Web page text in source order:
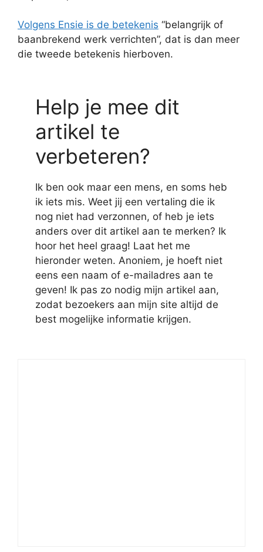
Volgens Ensie is de betekenis “belangrijk of
baanbrekend werk verrichten”, dat is dan meer
die tweede betekenis hierboven.
Help je mee dit
artikel te
verbeteren?
Ik ben ook maar een mens, en soms heb
ik iets mis. Weet jij een vertaling die ik
nog niet had verzonnen, of heb je iets
anders over dit artikel aan te merken? Ik
hoor het heel graag! Laat het me
hieronder weten. Anoniem, je hoeft niet
eens een naam of e-mailadres aan te
geven! Ik pas zo nodig mijn artikel aan,
zodat bezoekers aan mijn site altijd de
best mogelijke informatie krijgen.